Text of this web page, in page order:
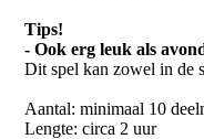
Tips!
- Ook erg leuk als
Dit spel kan zowel in de
Aantal: minimaal 10
Lengte: circa 2 uur